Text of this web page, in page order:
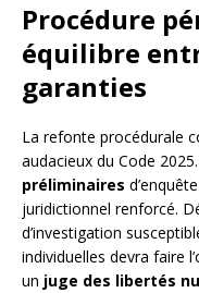
Procédure
équilibre
garanties
La refonte procédurale
audacieux du Code
préliminaires
juridictionnel renforcé.
d’investigation
individuelles devra faire
un juge des libertés